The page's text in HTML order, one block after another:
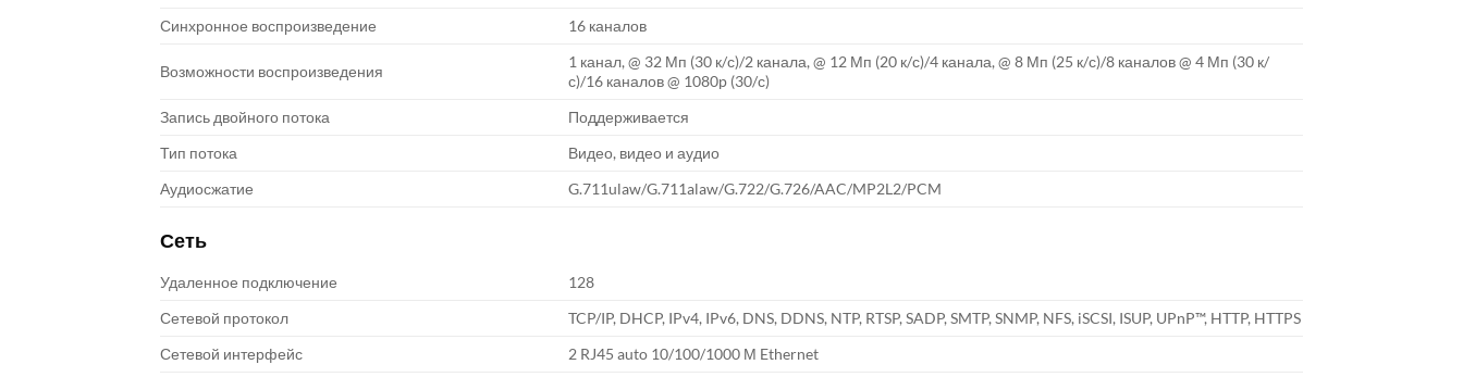
Синхронное воспроизведение
16 каналов
Возможности воспроизведения
1 канал, @ 32 Мп (30 к/с)/2 канала, @ 12 Мп (20 к/с)/4 канала, @ 8 Мп (25 к/с)/8 каналов @ 4 Мп (30 к/
с)/16 каналов @ 1080p (30/с)
Запись двойного потока
Поддерживается
Тип потока
Видео, видео и аудио
Аудиосжатие
G.711ulaw/G.711alaw/G.722/G.726/AAC/MP2L2/PCM
Сеть
Удаленное подключение
128
Сетевой протокол
TCP/IP, DHCP, IPv4, IPv6, DNS, DDNS, NTP, RTSP, SADP, SMTP, SNMP, NFS, iSCSI, ISUP, UPnP™, HTTP, HTTPS
Сетевой интерфейс
2 RJ45 auto 10/100/1000 М Ethernet